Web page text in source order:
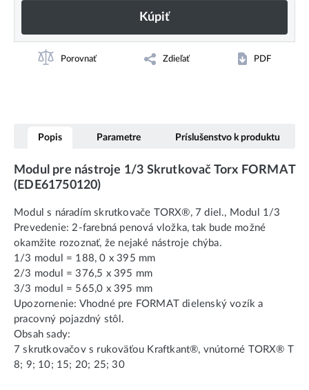
Kúpiť
Porovnať Zdieľať PDF
Popis Parametre Príslušenstvo k produktu
Modul pre nástroje 1/3 Skrutkovač Torx FORMAT
(EDE61750120)
Modul s náradím skrutkovače TORX®, 7 diel., Modul 1/3
Prevedenie: 2-farebná penová vložka, tak bude možné
okamžite rozoznať, že nejaké nástroje chýba.
1/3 modul = 188, 0 x 395 mm
2/3 modul = 376,5 x 395 mm
3/3 modul = 565,0 x 395 mm
Upozornenie: Vhodné pre FORMAT dielenský vozík a
pracovný pojazdný stôl.
Obsah sady:
7 skrutkovačov s rukoväťou Kraftkant®, vnútorné TORX® T
8; 9; 10; 15; 20; 25; 30